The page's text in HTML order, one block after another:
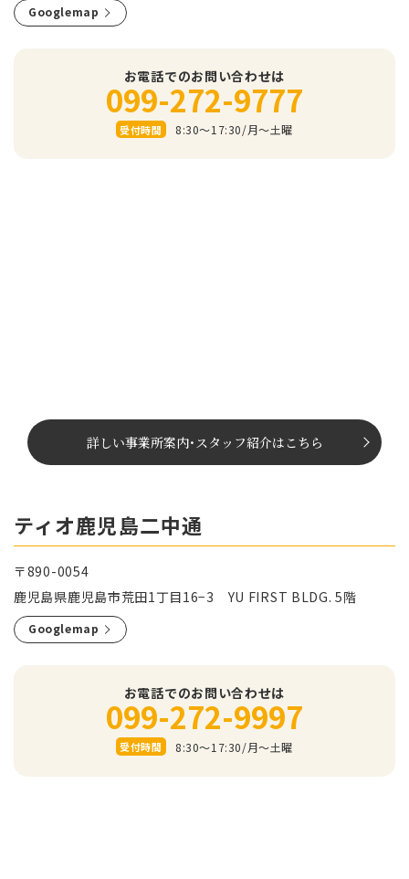
Googlemap
お電話でのお問い合わせは
099-272-9777
受付時間 8:30～17:30/⽉〜⼟曜
詳しい事業所案内･スタッフ紹介はこちら
ティオ鹿児島二中通
〒890-0054
鹿児島県鹿児島市荒田1丁目16−3 YU FIRST BLDG. 5階
Googlemap
お電話でのお問い合わせは
099-272-9997
受付時間 8:30～17:30/⽉〜⼟曜